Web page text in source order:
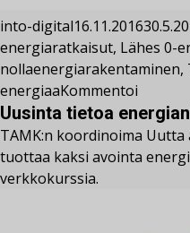
into-digital16.11.2016
energiaratkaisut, Lähes 0-
nollaenergiarakentaminen,
energiaaKommentoi
Uusinta tietoa
TAMK:n koordinoima Uutta
tuottaa kaksi avointa
verkkokurssia.